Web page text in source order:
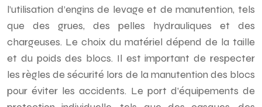
l’utilisation d’engins de levage et de manutention, tels
que des grues, des pelles hydrauliques et des
chargeuses. Le choix du matériel dépend de la taille
et du poids des blocs. Il est important de respecter
les règles de sécurité lors de la manutention des blocs
pour éviter les accidents. Le port d’équipements de